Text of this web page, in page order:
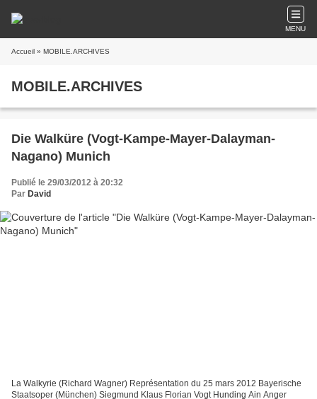
MENU
Accueil » MOBILE.ARCHIVES
MOBILE.ARCHIVES
Die Walküre (Vogt-Kampe-Mayer-Dalayman-
Nagano) Munich
Publié le 29/03/2012 à 20:32
Par David
La Walkyrie (Richard Wagner) Représentation du 25 mars 2012 Bayerische
Staatsoper (München) Siegmund Klaus Florian Vogt Hunding Ain Anger